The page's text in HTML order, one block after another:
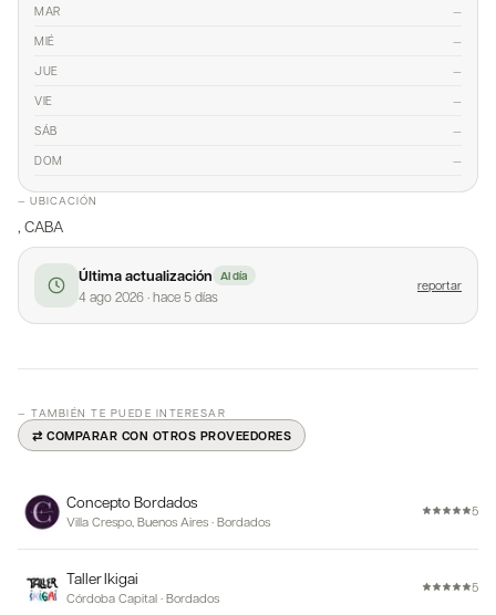
MAR —
MIÉ —
JUE —
VIE —
SÁB —
DOM —
— UBICACIÓN
, CABA
Última actualización Al día
4 ago 2026·hace 5 días
reportar
— TAMBIÉN TE PUEDE INTERESAR
⇄ COMPARAR CON OTROS PROVEEDORES
Concepto Bordados
Villa Crespo, Buenos Aires · Bordados
5
Taller Ikigai
Córdoba Capital · Bordados
5